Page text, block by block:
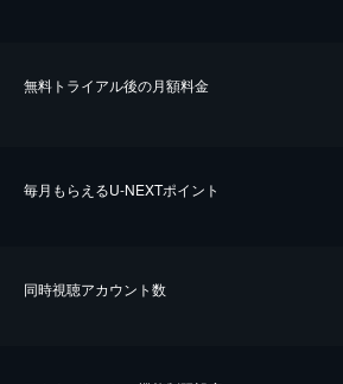
無料トライアル後の⽉額料金
毎⽉もらえるU-NEXTポイント
同時視聴アカウント数